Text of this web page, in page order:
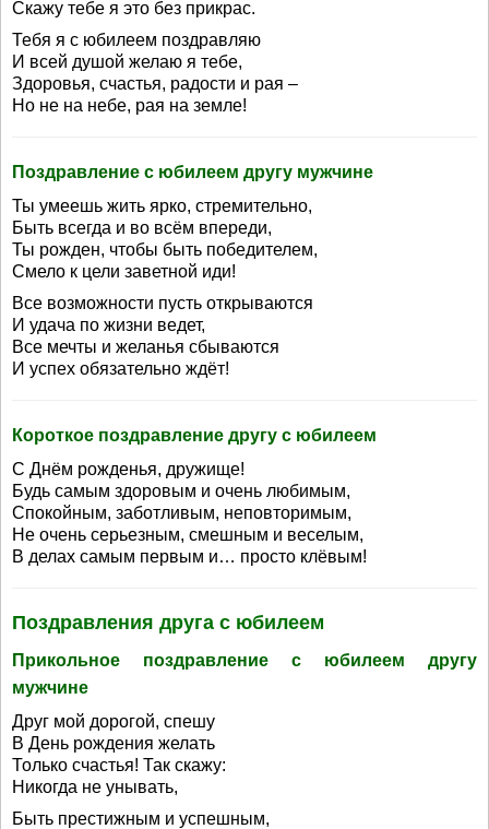
Скажу тебе я это без прикрас.
Тебя я с юбилеем поздравляю
И всей душой желаю я тебе,
Здоровья, счастья, радости и рая –
Но не на небе, рая на земле!
Поздравление с юбилеем другу мужчине
Ты умеешь жить ярко, стремительно,
Быть всегда и во всём впереди,
Ты рожден, чтобы быть победителем,
Смело к цели заветной иди!
Все возможности пусть открываются
И удача по жизни ведет,
Все мечты и желанья сбываются
И успех обязательно ждёт!
Короткое поздравление другу с юбилеем
С Днём рожденья, дружище!
Будь самым здоровым и очень любимым,
Спокойным, заботливым, неповторимым,
Не очень серьезным, смешным и веселым,
В делах самым первым и… просто клёвым!
Поздравления друга с юбилеем
Прикольное поздравление с юбилеем другу
мужчине
Друг мой дорогой, спешу
В День рождения желать
Только счастья! Так скажу:
Никогда не унывать,
Быть престижным и успешным,